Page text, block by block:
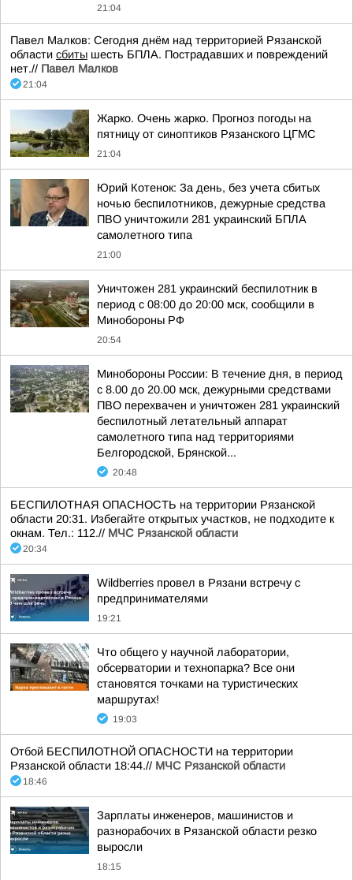
21:04
Павел Малков: Сегодня днём над территорией Рязанской
области сбиты шесть БПЛА. Пострадавших и повреждений
нет.// Павел Малков
21:04
Жарко. Очень жарко. Прогноз погоды на
пятницу от синоптиков Рязанского ЦГМС
21:04
Юрий Котенок: За день, без учета сбитых
ночью беспилотников, дежурные средства
ПВО уничтожили 281 украинский БПЛА
самолетного типа
21:00
Уничтожен 281 украинский беспилотник в
период с 08:00 до 20:00 мск, сообщили в
Минобороны РФ
20:54
Минобороны России: В течение дня, в период
с 8.00 до 20.00 мск, дежурными средствами
ПВО перехвачен и уничтожен 281 украинский
беспилотный летательный аппарат
самолетного типа над территориями
Белгородской, Брянской...
20:48
БЕСПИЛОТНАЯ ОПАСНОСТЬ на территории Рязанской
области 20:31. Избегайте открытых участков, не подходите к
окнам. Тел.: 112.// МЧС Рязанской области
20:34
Wildberries провел в Рязани встречу с
предпринимателями
19:21
Что общего у научной лаборатории,
обсерватории и технопарка? Все они
становятся точками на туристических
маршрутах!
19:03
Отбой БЕСПИЛОТНОЙ ОПАСНОСТИ на территории
Рязанской области 18:44.// МЧС Рязанской области
18:46
Зарплаты инженеров, машинистов и
разнорабочих в Рязанской области резко
выросли
18:15